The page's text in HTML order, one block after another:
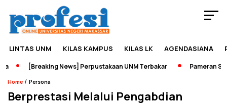
LINTAS UNM KILAS KAMPUS KILAS LK AGENDASIANA
[Breaking News] Perpustakaan UNM Terbakar Pameran
Home / Persona
Berprestasi Melalui Pengabdian